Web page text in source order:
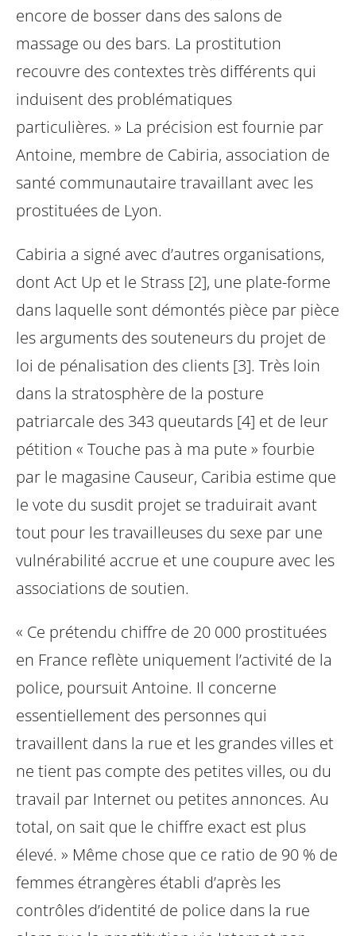
encore de bosser dans des salons de
massage ou des bars. La prostitution
recouvre des contextes très différents qui
induisent des problématiques
particulières. » La précision est fournie par
Antoine, membre de Cabiria, association de
santé communautaire travaillant avec les
prostituées de Lyon.
Cabiria a signé avec d’autres organisations,
dont Act Up et le Strass [2], une plate-forme
dans laquelle sont démontés pièce par pièce
les arguments des souteneurs du projet de
loi de pénalisation des clients [3]. Très loin
dans la stratosphère de la posture
patriarcale des 343 queutards [4] et de leur
pétition « Touche pas à ma pute » fourbie
par le magasine Causeur, Caribia estime que
le vote du susdit projet se traduirait avant
tout pour les travailleuses du sexe par une
vulnérabilité accrue et une coupure avec les
associations de soutien.
« Ce prétendu chiffre de 20 000 prostituées
en France reflète uniquement l’activité de la
police, poursuit Antoine. Il concerne
essentiellement des personnes qui
travaillent dans la rue et les grandes villes et
ne tient pas compte des petites villes, ou du
travail par Internet ou petites annonces. Au
total, on sait que le chiffre exact est plus
élevé. » Même chose que ce ratio de 90 % de
femmes étrangères établi d’après les
contrôles d’identité de police dans la rue